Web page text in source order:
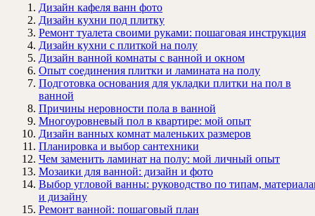
Дизайн кафеля ванн фото
Дизайн кухни под плитку
Ремонт туалета своими руками: пошаговая инструкция
Дизайн кухни с плиткой на полу
Дизайн ванной комнаты с ванной и окном
Опыт соединения плитки и ламината на полу
Подготовка основания для укладки плитки на пол в
ванной
Причины неровности пола в ванной
Многоуровневый пол в квартире: мой опыт
Дизайн ванных комнат маленьких размеров
Планировка и выбор сантехники
Чем заменить ламинат на полу: мой личный опыт
Мозаики для ванной: дизайн и фото
Выбор угловой ванны: руководство по типам,
и дизайну
Ремонт ванной: пошаговый план